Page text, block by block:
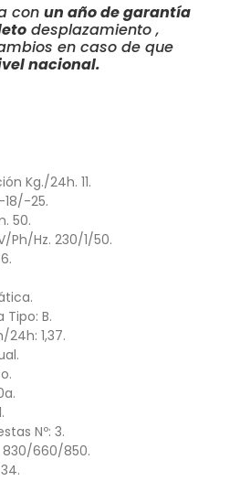
con un año de garantía
desplazamiento ,
en caso de que
nacional.
Kg./24h. 11.
25.
50.
Hz. 230/1/50.
B.
1,37.
Nº: 3.
660/850.